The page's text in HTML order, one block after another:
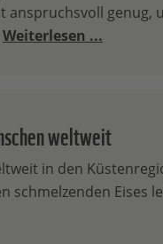
anspruchsvoll genug,
Weiterlesen ...
weltweit
in den
schmelzenden Eises